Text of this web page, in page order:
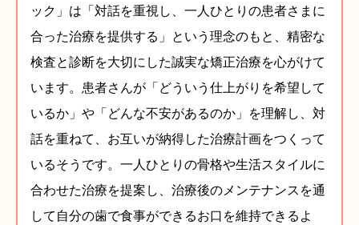
ック」は「対話を重視し、一人ひとりの患者さまに
合った治療を提供する」という理念のもと、精密な
検査と診断を大切にした誠実な矯正治療を心がけて
います。患者さんが「どういう仕上がりを希望して
いるか」や「どんな不安があるのか」を理解し、対
話を重ねて、お互いが納得した治療計画をつくって
いるそうです。一人ひとりの骨格や生活スタイルに
合わせた治療を提案し、治療後のメンテナンスを通
して自分の歯で食事ができるお口を維持できるよ